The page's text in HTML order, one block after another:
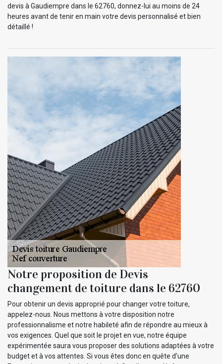
devis à Gaudiempre dans le 62760, donnez-lui au moins de 24
heures avant de tenir en main votre devis personnalisé et bien
détaillé !
Notre proposition de Devis
changement de toiture dans le 62760
Pour obtenir un devis approprié pour changer votre toiture,
appelez-nous. Nous mettons à votre disposition notre
professionnalisme et notre habileté afin de répondre au mieux à
vos exigences. Quel que soit le projet en vue, notre équipe
expérimentée saura vous proposer des solutions adaptées à votre
budget et à vos attentes. Si vous êtes donc en quête d’une